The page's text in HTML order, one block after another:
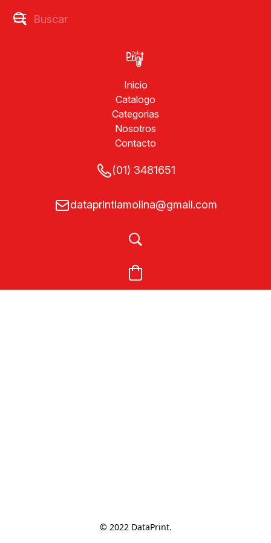
Inicio
Catalogo
Categorias
Nosotros
Contacto
(01) 3481651
dataprintlamolina@gmail.com
© 2022 DataPrint.